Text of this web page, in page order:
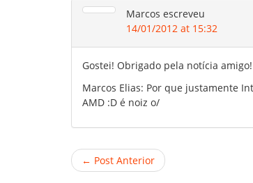
Marcos escreveu
14/01/2012 at 15:32
Gostei! Obrigado pela notícia amigo!
Marcos Elias: Por que justamente
AMD :D é noiz o/
← Post Anterior